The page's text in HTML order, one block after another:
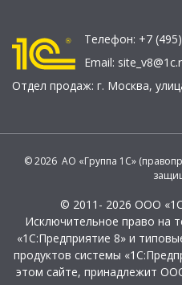
Телефон: +7
Email:
Отдел продаж: г. Москва,
© 2026 АО «Группа 1С»
© 2011- 2026 ООО
Исключительное право на
«1С:Предприятие 8» и
продуктов системы
этом сайте, принадлежит